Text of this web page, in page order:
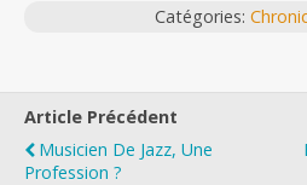
Catégories:
Article Précédent
Musicien De Jazz, Une
Profession ?